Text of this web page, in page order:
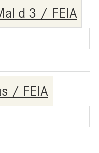
d 3 / FEIA
/ FEIA